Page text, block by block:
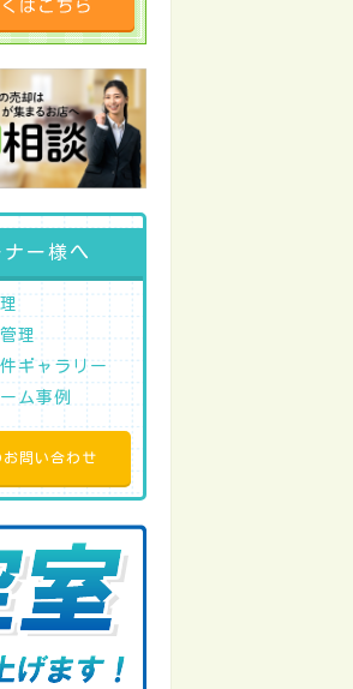
ナー様へ
理
ギャラリー
ム事例
お問い合わせ